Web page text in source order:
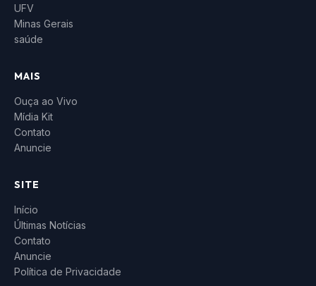
UFV
Minas Gerais
saúde
MAIS
Ouça ao Vivo
Mídia Kit
Contato
Anuncie
SITE
Início
Últimas Notícias
Contato
Anuncie
Política de Privacidade